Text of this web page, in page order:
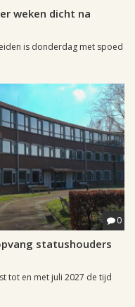
weken dicht na
is donderdag met spoed
0
statushouders
tot en met juli 2027 de tijd